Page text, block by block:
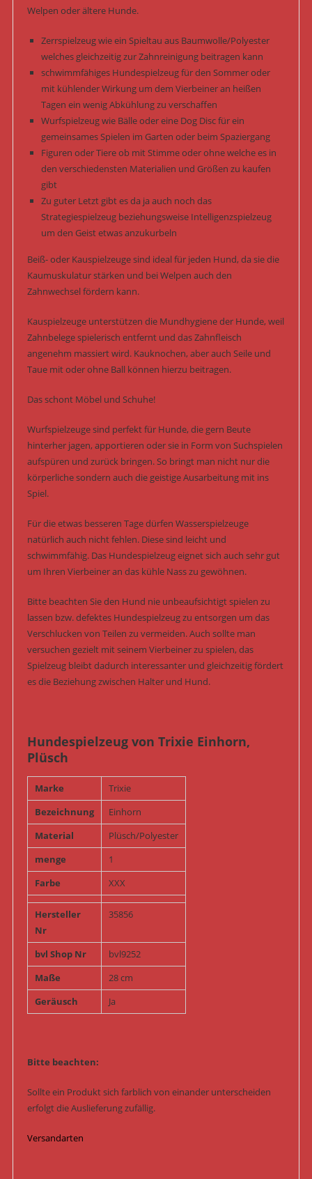
Welpen oder ältere Hunde.
Zerrspielzeug wie ein Spieltau aus Baumwolle/Polyester
welches gleichzeitig zur Zahnreinigung beitragen kann
schwimmfähiges Hundespielzeug für den Sommer oder
mit kühlender Wirkung um dem Vierbeiner an heißen
Tagen ein wenig Abkühlung zu verschaffen
Wurfspielzeug wie Bälle oder eine Dog Disc für ein
gemeinsames Spielen im Garten oder beim Spaziergang
Figuren oder Tiere ob mit Stimme oder ohne welche es in
den verschiedensten Materialien und Größen zu kaufen
gibt
Zu guter Letzt gibt es da ja auch noch das
Strategiespielzeug beziehungsweise Intelligenzspielzeug
um den Geist etwas anzukurbeln
Beiß- oder Kauspielzeuge sind ideal für jeden Hund, da sie die
Kaumuskulatur stärken und bei Welpen auch den
Zahnwechsel fördern kann.
Kauspielzeuge unterstützen die Mundhygiene der Hunde, weil
Zahnbelege spielerisch entfernt und das Zahnfleisch
angenehm massiert wird. Kauknochen, aber auch Seile und
Taue mit oder ohne Ball können hierzu beitragen.
Das schont Möbel und Schuhe!
Wurfspielzeuge sind perfekt für Hunde, die gern Beute
hinterher jagen, apportieren oder sie in Form von Suchspielen
aufspüren und zurück bringen. So bringt man nicht nur die
körperliche sondern auch die geistige Ausarbeitung mit ins
Spiel.
Für die etwas besseren Tage dürfen Wasserspielzeuge
natürlich auch nicht fehlen. Diese sind leicht und
schwimmfähig. Das Hundespielzeug eignet sich auch sehr gut
um Ihren Vierbeiner an das kühle Nass zu gewöhnen.
Bitte beachten Sie den Hund nie unbeaufsichtigt spielen zu
lassen bzw. defektes Hundespielzeug zu entsorgen um das
Verschlucken von Teilen zu vermeiden. Auch sollte man
versuchen gezielt mit seinem Vierbeiner zu spielen, das
Spielzeug bleibt dadurch interessanter und gleichzeitig fördert
es die Beziehung zwischen Halter und Hund.
Hundespielzeug von Trixie Einhorn,
Plüsch
Marke
Trixie
Bezeichnung
Einhorn
Material
Plüsch/Polyester
menge
1
Farbe
XXX
Hersteller
Nr
35856
bvl Shop Nr
bvl9252
Maße
28 cm
Geräusch
Ja
Bitte beachten:
Sollte ein Produkt sich farblich von einander unterscheiden
erfolgt die Auslieferung zufällig.
Versandarten